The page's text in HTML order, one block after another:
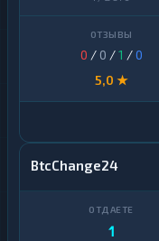
0 / 0 /1 /0
5,0 ★
BtcChange24
1